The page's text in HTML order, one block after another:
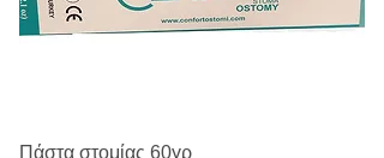
Πάστα στομίας 60γρ